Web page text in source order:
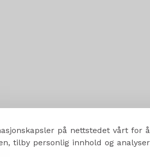
på nettstedet vårt for
tilby personlig innhold og